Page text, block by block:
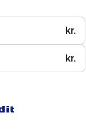
kr.
kr.